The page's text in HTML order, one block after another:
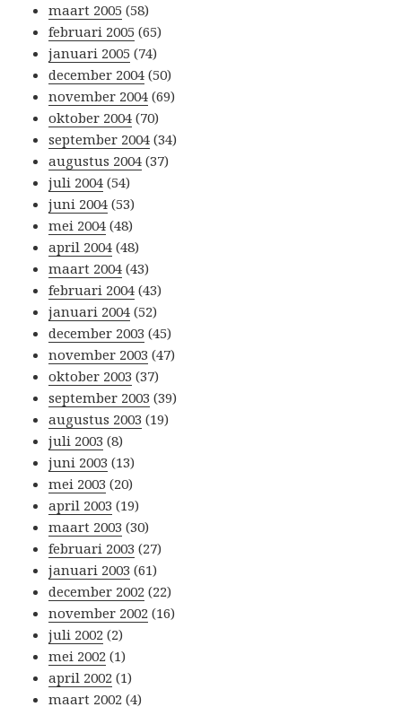
maart 2005 (58)
februari 2005 (65)
januari 2005 (74)
december 2004 (50)
november 2004 (69)
oktober 2004 (70)
september 2004 (34)
augustus 2004 (37)
juli 2004 (54)
juni 2004 (53)
mei 2004 (48)
april 2004 (48)
maart 2004 (43)
februari 2004 (43)
januari 2004 (52)
december 2003 (45)
november 2003 (47)
oktober 2003 (37)
september 2003 (39)
augustus 2003 (19)
juli 2003 (8)
juni 2003 (13)
mei 2003 (20)
april 2003 (19)
maart 2003 (30)
februari 2003 (27)
januari 2003 (61)
december 2002 (22)
november 2002 (16)
juli 2002 (2)
mei 2002 (1)
april 2002 (1)
maart 2002 (4)